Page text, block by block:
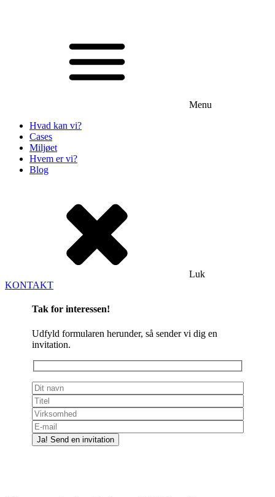
Menu
Hvad kan vi?
Cases
Miljøet
Hvem er vi?
Blog
Luk
KONTAKT
Tak for interessen!
Udfyld formularen herunder, så sender vi dig en
invitation.